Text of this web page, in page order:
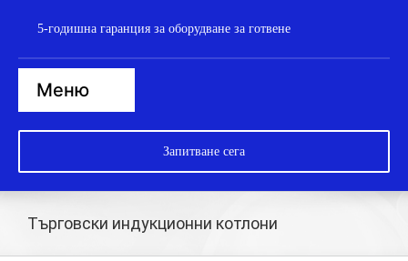
съдържанието
5-годишна гаранция за оборудване за готвене
Меню
Парови фурни
Котлони
Запитване сега
Търговски индукционни котлони